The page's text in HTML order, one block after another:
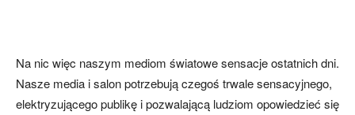
Na nic więc naszym mediom światowe sensacje ostatnich dni.
Nasze media i salon potrzebują czegoś trwale sensacyjnego,
elektryzującego publikę i pozwalającą ludziom opowiedzieć się